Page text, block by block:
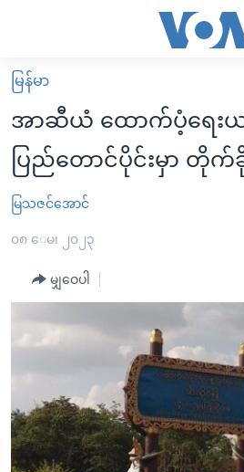
လွယ်ကူ
စေ
သည့်
Link
များ
ပင်မ
အ
ညွန်း
စာမျက်နှာ
မူလစာမျက်နှာ
မြန်မာ
ကမ္ဘာ့သတင်းများ
နိုင်ငံတကာ
အစ္စရေး-ပါလက်စတိုင်း
ဗွီဒီယို
အင်္ဂလိပ်စာလေ့လာမယ်
အမေရိကန်သုံးအီဒီယံ
မကြေးမုံရဲ့ အင်္ဂလိပ်စာ
ရုပ်ရှင်ထဲက အင်္ဂလိပ်စာ
သုတပဒေသာ အင်္ဂလိပ်စာ
အပတ်စဉ်ကဏ္ဍများ
ရေဒီယိုနှင့်ရုပ်သံ အချက်အလက်များ
ရေဒီယို/တီဗွီအစီအစဉ်
Learning English
မြန်မာ
အာဆီယံ ထောက်ပံ့ရေးယ
ပြည်တောင်ပိုင်းမှာ တို
မြသဇင်အောင်
၀၈ ေမ၊ ၂၀၂၃
မျှဝေပါ